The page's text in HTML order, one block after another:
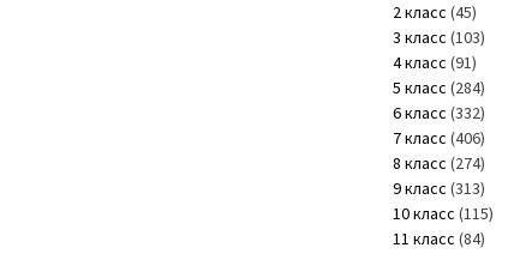
2 класс (45)
3 класс (103)
4 класс (91)
5 класс (284)
6 класс (332)
7 класс (406)
8 класс (274)
9 класс (313)
10 класс (115)
11 класс (84)